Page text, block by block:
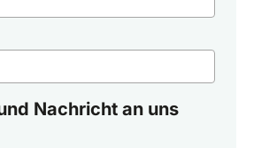
Nachricht an uns